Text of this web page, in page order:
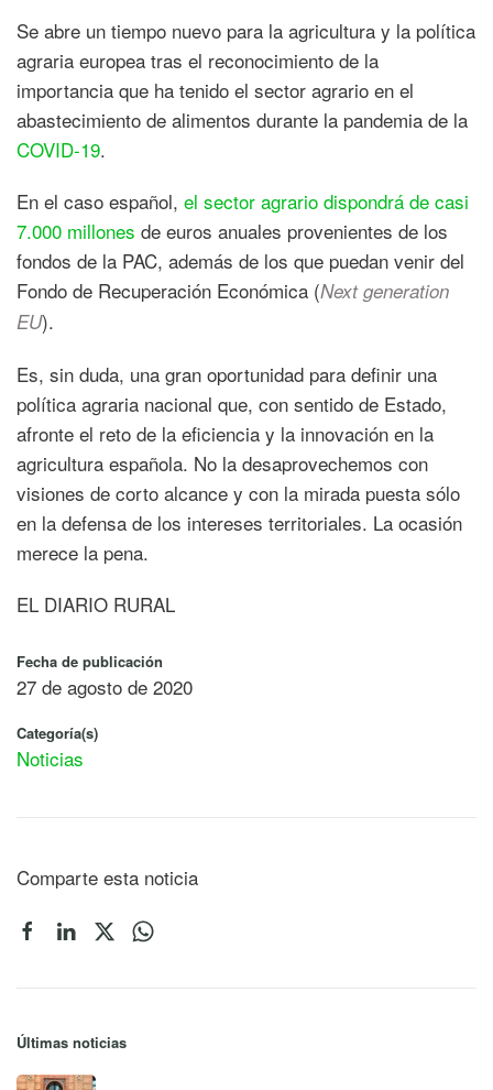
Se abre un tiempo nuevo para la agricultura y la política
agraria europea tras el reconocimiento de la
importancia que ha tenido el sector agrario en el
abastecimiento de alimentos durante la pandemia de la
COVID-19.
En el caso español, el sector agrario dispondrá de casi
7.000 millones de euros anuales provenientes de los
fondos de la PAC, además de los que puedan venir del
Fondo de Recuperación Económica (Next generation
EU).
Es, sin duda, una gran oportunidad para definir una
política agraria nacional que, con sentido de Estado,
afronte el reto de la eficiencia y la innovación en la
agricultura española. No la desaprovechemos con
visiones de corto alcance y con la mirada puesta sólo
en la defensa de los intereses territoriales. La ocasión
merece la pena.
EL DIARIO RURAL
Fecha de publicación
27 de agosto de 2020
Categoría(s)
Noticias
Comparte esta noticia
Últimas noticias